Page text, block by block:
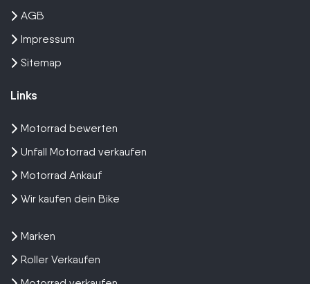
AGB
Impressum
Sitemap
Links
Motorrad bewerten
Unfall Motorrad verkaufen
Motorrad Ankauf
Wir kaufen dein Bike
Marken
Roller Verkaufen